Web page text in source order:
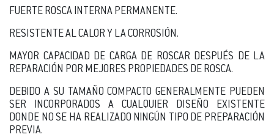
FUERTE ROSCA INTERNA PERMANENTE.
RESISTENTE AL CALOR Y LA CORROSIÓN.
MAYOR CAPACIDAD DE CARGA DE ROSCAR DESPUÉS DE LA
REPARACIÓN POR MEJORES PROPIEDADES DE ROSCA.
DEBIDO A SU TAMAÑO COMPACTO GENERALMENTE PUEDEN
SER INCORPORADOS A CUALQUIER DISEÑO EXISTENTE
DONDE NO SE HA REALIZADO NINGÚN TIPO DE PREPARACIÓN
PREVIA.